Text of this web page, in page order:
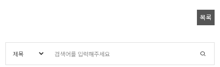
목록